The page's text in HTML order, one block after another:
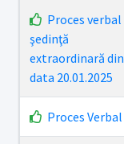
Proces verbal
şedinţă
extraordinară din
data 20.01.2025
Proces Verbal